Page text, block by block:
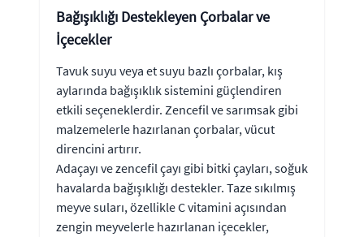
Bağışıklığı Destekleyen Çorbalar ve
İçecekler
Tavuk suyu veya et suyu bazlı çorbalar, kış
aylarında bağışıklık sistemini güçlendiren
etkili seçeneklerdir. Zencefil ve sarımsak gibi
malzemelerle hazırlanan çorbalar, vücut
direncini artırır.
Adaçayı ve zencefil çayı gibi bitki çayları, soğuk
havalarda bağışıklığı destekler. Taze sıkılmış
meyve suları, özellikle C vitamini açısından
zengin meyvelerle hazırlanan içecekler,